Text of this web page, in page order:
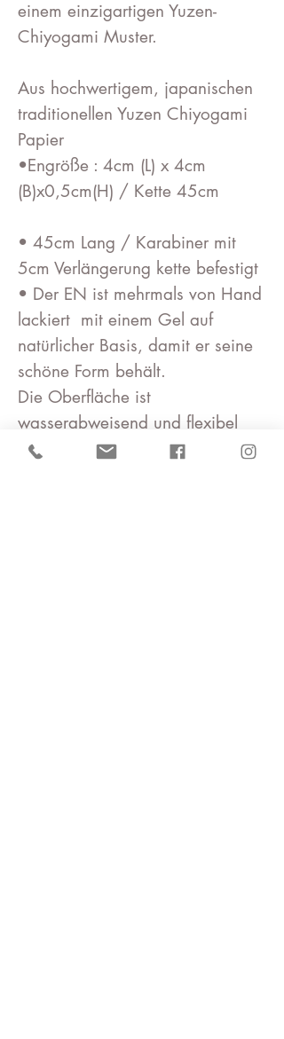
einem einzigartigen Yuzen-
Chiyogami Muster.
Aus hochwertigem, japanischen
traditionellen Yuzen Chiyogami
Papier
•Engröße : 4cm (L) x 4cm
(B)x0,5cm(H) / Kette 45cm
• 45cm Lang / Karabiner mit
5cm Verlängerung kette befestigt
• Der EN ist mehrmals von Hand
lackiert mit einem Gel auf
natürlicher Basis, damit er seine
schöne Form behält.
Die Oberfläche ist
wasserabweisend und flexibel
Material: Washi Yuzen